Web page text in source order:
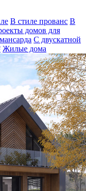
В стиле прованс В
домов для
С двускатной
Жилые дома